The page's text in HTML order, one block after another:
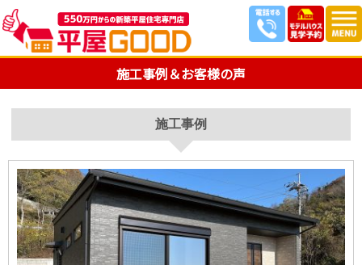
施工事例＆お客様の声
施工事例